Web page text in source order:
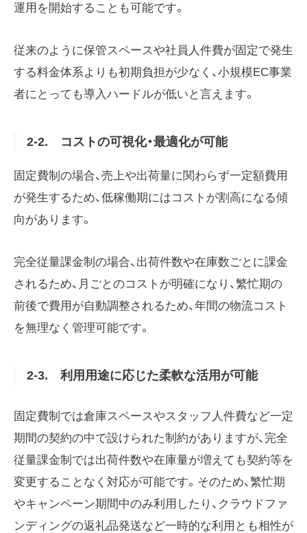
運用を開始することも可能です。
従来のように保管スペースや社員人件費が固定で発生
する料金体系よりも初期負担が少なく、小規模EC事業
者にとっても導入ハードルが低いと言えます。
2-2. コストの可視化・最適化が可能
固定費制の場合、売上や出荷量に関わらず一定額費用
が発生するため、低稼働期にはコストが割高になる傾
向があります。
完全従量課金制の場合、出荷件数や在庫数ごとに課金
されるため、月ごとのコストが明確になり、繁忙期の
前後で費用が自動調整されるため、年間の物流コスト
を無理なく管理可能です。
2-3. 利用用途に応じた柔軟な活用が可能
固定費制では倉庫スペースやスタッフ人件費など一定
期間の契約の中で設けられた制約がありますが、完全
従量課金制では出荷件数や在庫量が増えても契約等を
変更することなく対応が可能です。そのため、繁忙期
やキャンペーン期間中のみ利用したり、クラウドファ
ンディングの返礼品発送など一時的な利用とも相性が